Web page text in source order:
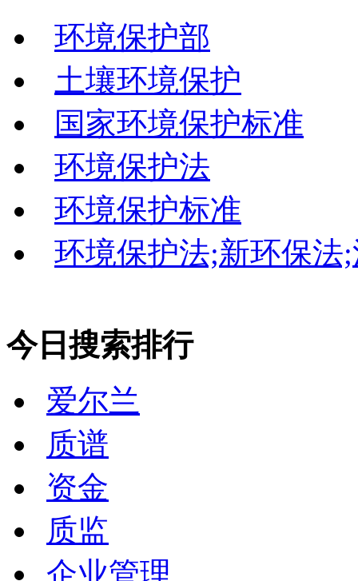
环境保护部
土壤环境保护
国家环境保护标准
环境保护法
环境保护标准
环境保护法;新环保法
今日搜索排行
爱尔兰
质谱
资金
质监
企业管理